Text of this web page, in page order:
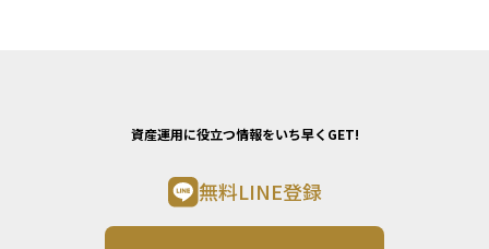
資産運用に役立つ情報をいち早くGET!
無料LINE登録